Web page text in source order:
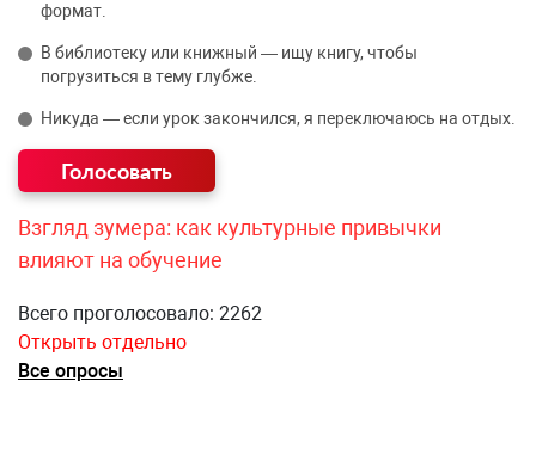
формат.
В библиотеку или книжный — ищу книгу, чтобы
погрузиться в тему глубже.
Никуда — если урок закончился, я переключаюсь на отдых.
Взгляд зумера: как культурные привычки
влияют на обучение
Всего проголосовало: 2262
Открыть отдельно
Все опросы